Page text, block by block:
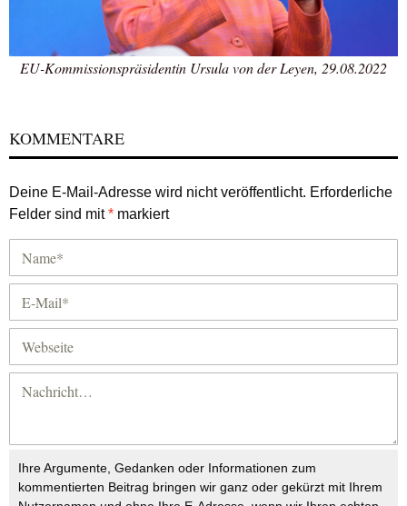
EU-Kommissionspräsidentin Ursula von der Leyen, 29.08.2022
KOMMENTARE
Deine E-Mail-Adresse wird nicht veröffentlicht. Erforderliche
Felder sind mit* markiert
Ihre Argumente, Gedanken oder Informationen zum
kommentierten Beitrag bringen wir ganz oder gekürzt mit Ihrem